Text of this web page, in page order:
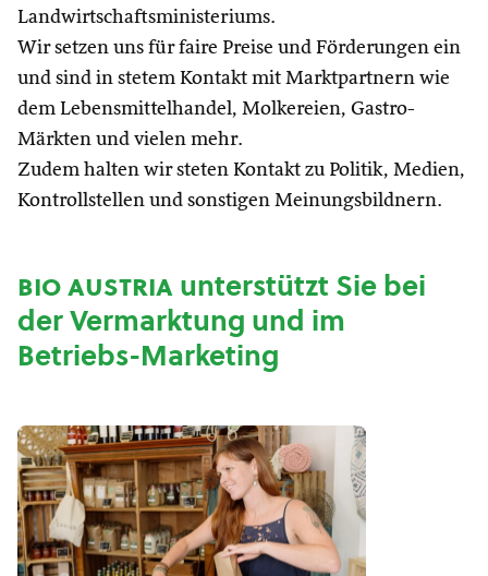
Landwirtschaftsministeriums.
Wir setzen uns für faire Preise und Förderungen ein
und sind in stetem Kontakt mit Marktpartnern wie
dem Lebensmittelhandel, Molkereien, Gastro-
Märkten und vielen mehr.
Zudem halten wir steten Kontakt zu Politik, Medien,
Kontrollstellen und sonstigen Meinungsbildnern.
bio austriaunterstützt Sie bei
der Vermarktung und im
Betriebs-Marketing